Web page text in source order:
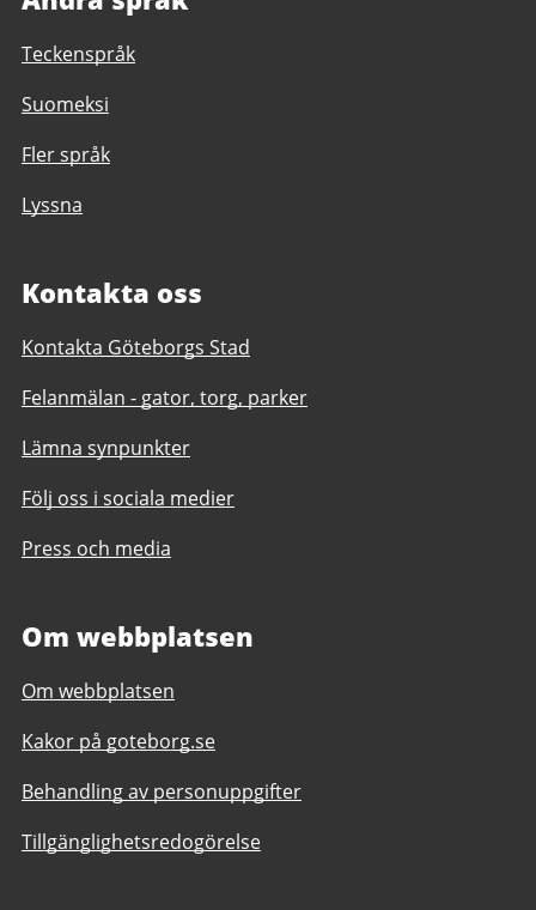
Teckenspråk
Suomeksi
Fler språk
Lyssna
Kontakta oss
Kontakta Göteborgs Stad
Felanmälan - gator, torg, parker
Lämna synpunkter
Följ oss i sociala medier
Press och media
Om webbplatsen
Om webbplatsen
Kakor på goteborg.se
Behandling av personuppgifter
Tillgänglighetsredogörelse